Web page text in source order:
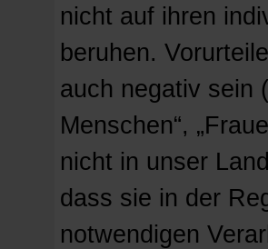
nicht auf ihren
beruhen.
auch negativ sein
Menschen“,
nicht in unser
dass sie in der
notwendigen